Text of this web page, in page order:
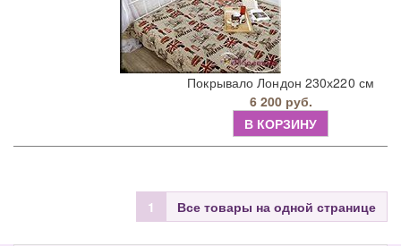
Покрывало Лондон 230х220 см
6 200 руб.
В КОРЗИНУ
1 Все товары на одной странице